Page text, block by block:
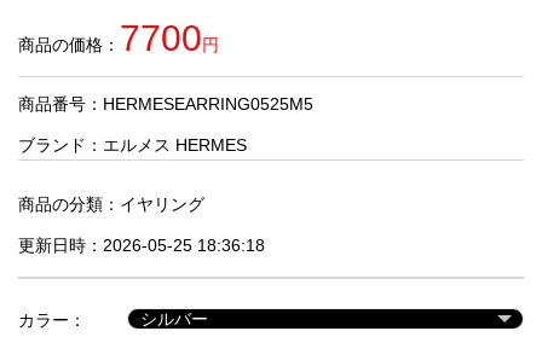
商
品
人
商
セ
商品の価格： 7700円
商品番号：HERMESEARRING0525M5
ブランド： エルメス HERMES
商品の分類： イヤリング
更新日時：2026-05-25 18:36:18
カラー：